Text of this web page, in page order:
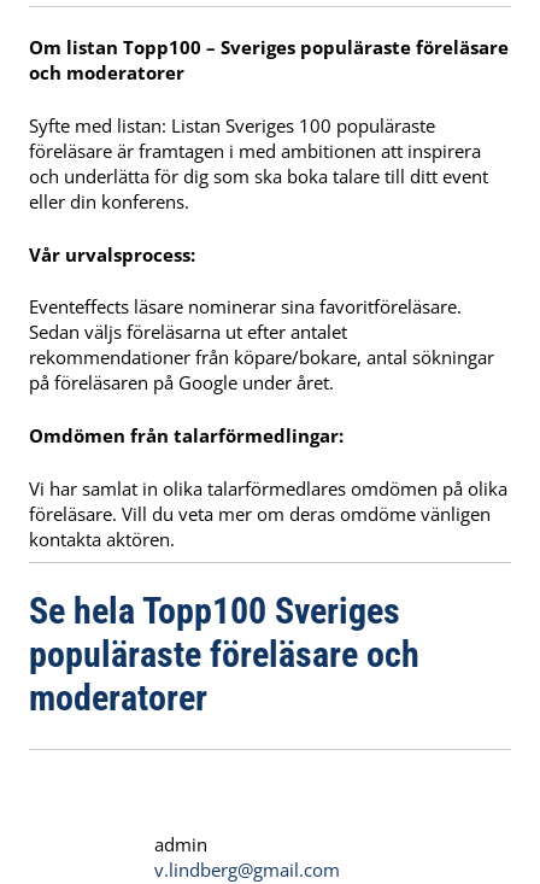
Om listan Topp100 – Sveriges populäraste föreläsare
och moderatorer
Syfte med listan: Listan Sveriges 100 populäraste
föreläsare är framtagen i med ambitionen att inspirera
och underlätta för dig som ska boka talare till ditt event
eller din konferens.
Vår urvalsprocess:
Eventeffects läsare nominerar sina favoritföreläsare.
Sedan väljs föreläsarna ut efter antalet
rekommendationer från köpare/bokare, antal sökningar
på föreläsaren på Google under året.
Omdömen från talarförmedlingar:
Vi har samlat in olika talarförmedlares omdömen på olika
föreläsare. Vill du veta mer om deras omdöme vänligen
kontakta aktören.
Se hela Topp100 Sveriges
populäraste föreläsare och
moderatorer
admin
v.lindberg@gmail.com